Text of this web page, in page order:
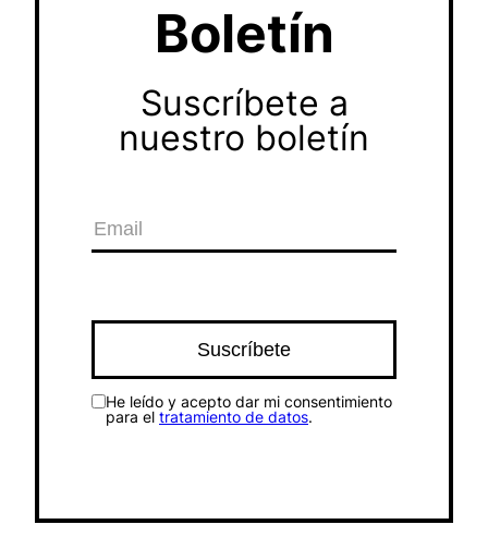
Boletín
Suscríbete a
nuestro boletín
He leído y acepto dar mi consentimiento
para el tratamiento de datos.